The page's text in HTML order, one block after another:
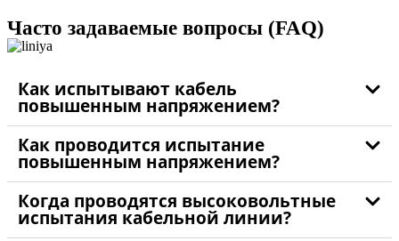
Часто задаваемые вопросы (FAQ)
Как испытывают кабель
повышенным напряжением?
Как проводится испытание
повышенным напряжением?
Когда проводятся высоковольтные
испытания кабельной линии?